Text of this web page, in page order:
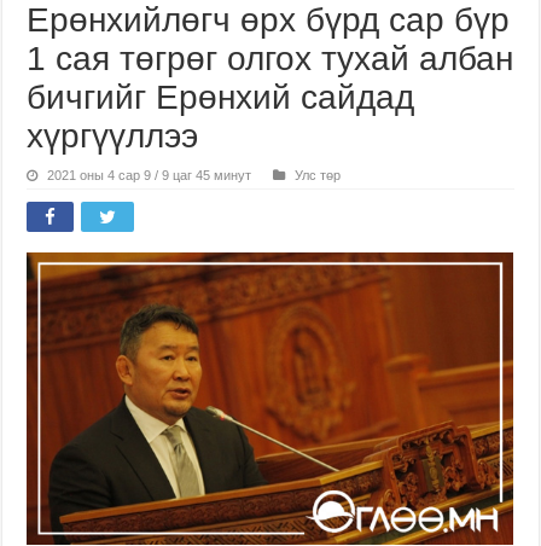
Ерөнхийлөгч өрх бүрд сар бүр
1 сая төгрөг олгох тухай албан
бичгийг Ерөнхий сайдад
хүргүүллээ
2021 оны 4 сар 9 / 9 цаг 45 минут Улс төр